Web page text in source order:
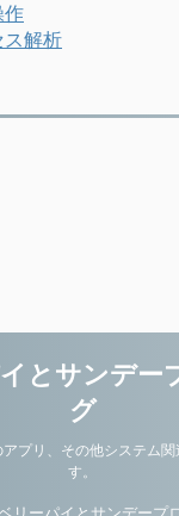
作
解析
とサンデー
グ
プリ、その他システム
す。